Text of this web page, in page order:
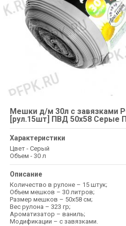
Мешки д/м 30л с
[рул.15шт] ПВД 50х58 Серые
Характеристики
Цвет - Серый
Объем - 30 л
Описание
Количество в рулоне – 15 штук;
Объем мешков – 30 литров;
Размер мешков – 50х58 см;
Вес рулона – 323 гр;
Ароматизатор – ваниль;
Модификации – с завязками.